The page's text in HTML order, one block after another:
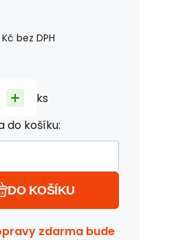
Kč bez DPH
ks
do košíku:
DO KOŠÍKU
zdarma bude